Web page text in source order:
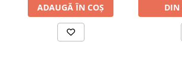
ADAUGĂ ÎN COȘ
DIN